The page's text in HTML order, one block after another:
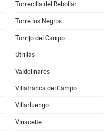
Torrecilla del Rebollar
Torre los Negros
Torrijo del Campo
Utrillas
Valdelinares
Villafranca del Campo
Villarluengo
Vinaceite